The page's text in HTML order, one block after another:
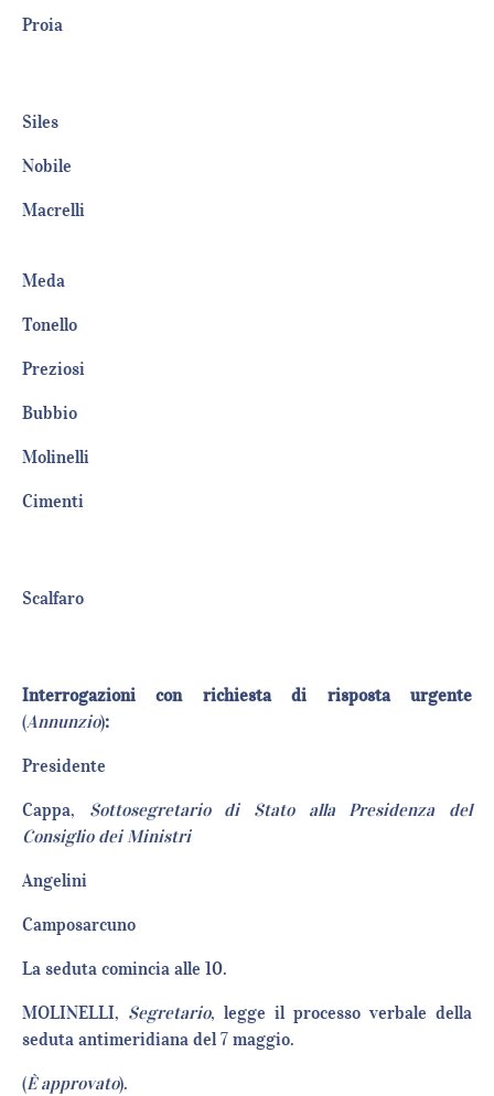
Proia
Macrelli
Cimenti
Scalfaro
Interrogazioni con richiesta di risposta urgente
(Annunzio):
Cappa, Sottosegretario di Stato alla Presidenza del
Consiglio dei Ministri
La seduta comincia alle 10.
MOLINELLI, Segretario, legge il processo verbale della
seduta antimeridiana del 7 maggio.
(È approvato).